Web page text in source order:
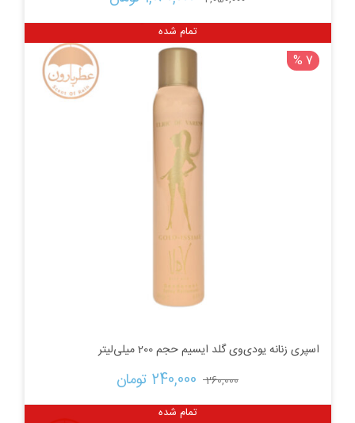
اصلی:
1,060,000 تومان.
7 %
تمام شده
اسپری زنانه یودی‌وی گلد ایسیم حجم 200 میلی‌لیتر
260,000 قیمت
اصلی:
240,000 تومان
تمام شده